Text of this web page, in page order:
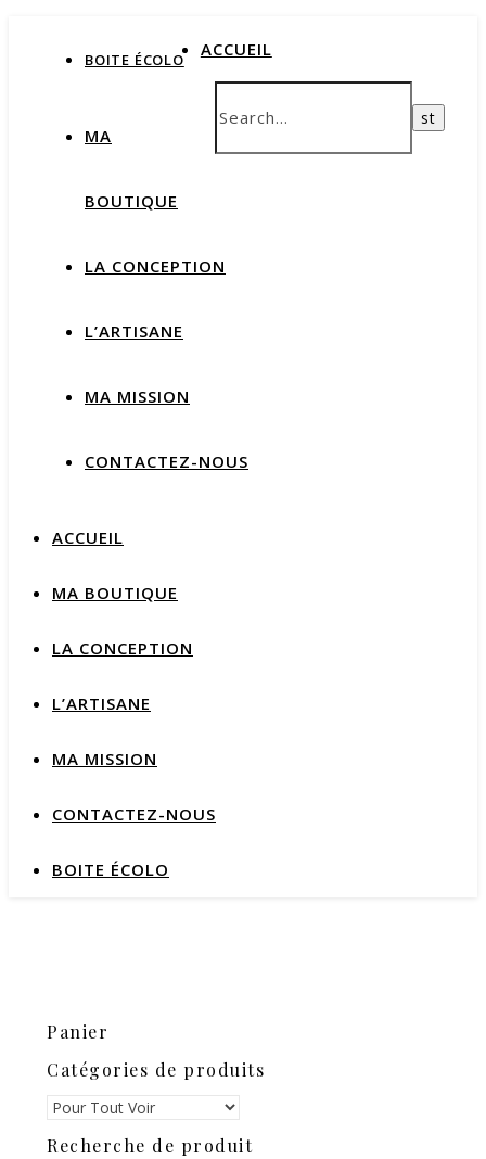
BOITE ÉCOLO ACCUEIL
MA
BOUTIQUE
LA CONCEPTION
L’ARTISANE
MA MISSION
CONTACTEZ-NOUS
ACCUEIL
MA BOUTIQUE
LA CONCEPTION
L’ARTISANE
MA MISSION
CONTACTEZ-NOUS
BOITE ÉCOLO
Panier
Catégories de produits
Recherche de produit